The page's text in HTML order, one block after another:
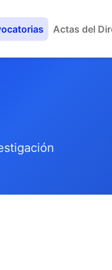
Actas del